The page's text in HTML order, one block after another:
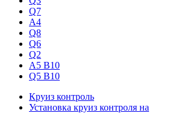
Q7
A4
Q8
Q6
Q2
A5 B10
Q5 B10
Круиз контроль
Установка круиз контроля на